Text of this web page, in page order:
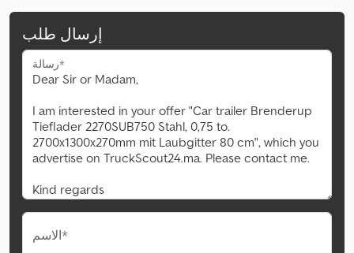
إرسال طلب
رسالة*
الاسم*